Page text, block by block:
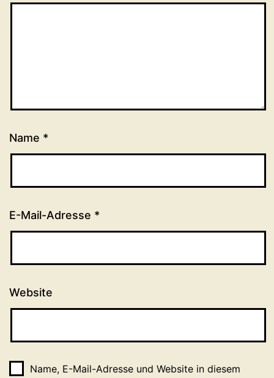
Name *
E-Mail-Adresse *
Website
Name, E-Mail-Adresse und Website in diesem